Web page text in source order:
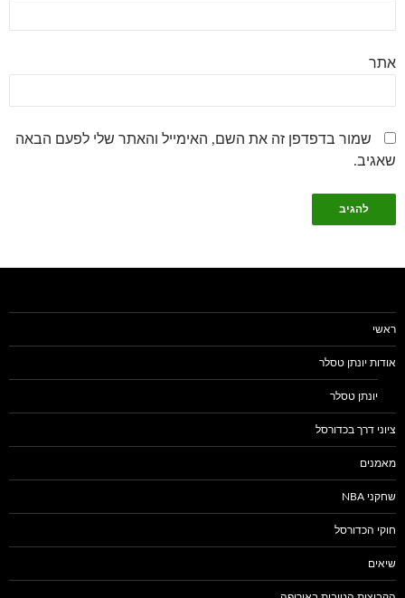
אתר
שמור בדפדפן זה את השם, האימייל והאתר שלי לפעם הבאה
שאגיב.
ראשי
אודות יונתן טסלר
יונתן טסלר
ציוני דרך בכדורסל
מאמנים
שחקני NBA
חוקי הכדורסל
שיאים